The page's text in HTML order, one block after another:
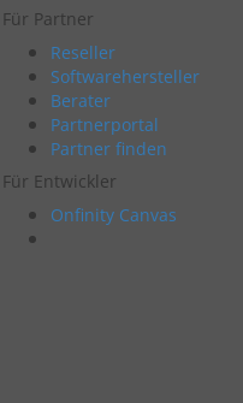
Für Partner
Reseller
Softwarehersteller
Berater
Partnerportal
Partner finden
Für Entwickler
Onfinity Canvas